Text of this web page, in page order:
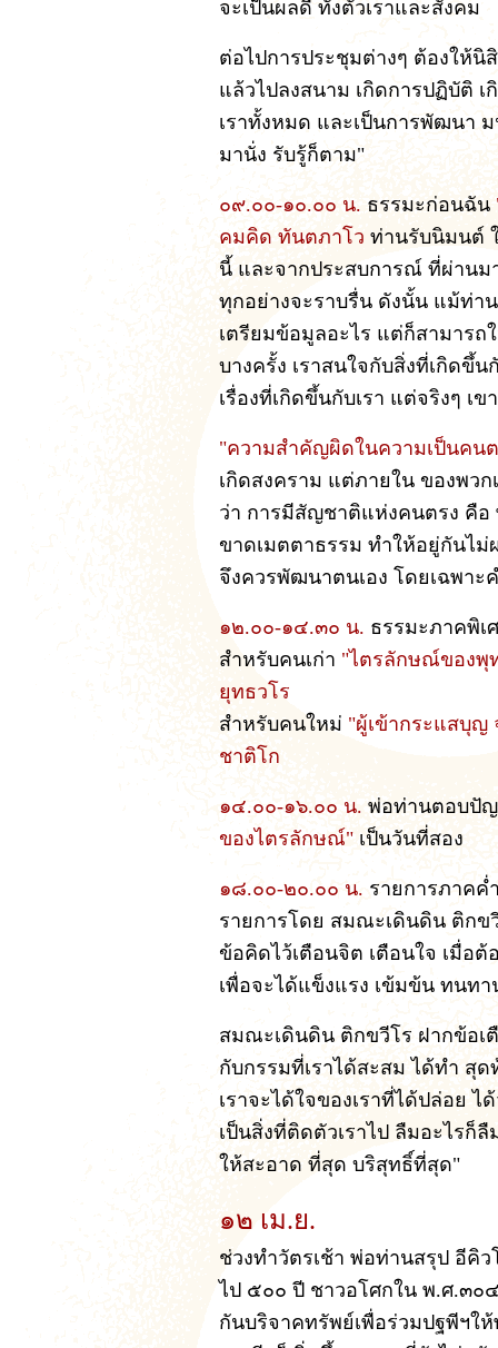
จะเป็นผลดี ทั้งตัวเราและสังคม
ต่อไปการประชุมต่างๆ ต้องให้นิ
แล้วไปลงสนาม เกิดการปฏิบัติ
เราทั้งหมด และเป็นการพัฒน
มานั่ง รับรู้ก็ตาม"
๐๙.๐๐-๑๐.๐๐ น. ธรรมะก่อนฉัน
คมคิด ทันตภาโว ท่านรับนิมนต์
นี้ และจากประสบการณ์ ที่ผ่านม
ทุกอย่างจะราบรื่น ดังนั้น แม้ท่า
เตรียมข้อมูลอะไร แต่ก็สามาร
บางครั้ง เราสนใจกับสิ่งที่เกิดขึ้
เรื่องที่เกิดขึ้นกับเรา แต่จริงๆ เ
"ความสำคัญผิดในความเป็นคน
เกิดสงคราม แต่ภายใน ของพว
ว่า การมีสัญชาติแห่งคนตรง คื
ขาดเมตตาธรรม ทำให้อยู่กันไ
จึงควรพัฒนาตนเอง โดยเฉพา
๑๒.๐๐-๑๔.๓๐ น. ธรรมะภาคพิเ
สำหรับคนเก่า "ไตรลักษณ์ของพุ
ยุทธวโร
สำหรับคนใหม่ "ผู้เข้ากระแสบุญ
ชาติโก
๑๔.๐๐-๑๖.๐๐ น. พ่อท่านตอบปั
ของไตรลักษณ์" เป็นวันที่สอง
๑๘.๐๐-๒๐.๐๐ น. รายการภาค
รายการโดย สมณะเดินดิน ติกข
ข้อคิดไว้เตือนจิต เตือนใจ เมื่อ
เพื่อจะได้แข็งแรง เข้มข้น ทนท
สมณะเดินดิน ติกขวีโร ฝากข้อเ
กับกรรมที่เราได้สะสม ได้ทำ สุด
เราจะได้ใจของเราที่ได้ปล่อย ไ
เป็นสิ่งที่ติดตัวเราไป ลืมอะไรก็
ให้สะอาด ที่สุด บริสุทธิ์ที่สุด"
๑๒ เม.ย.
ช่วงทำวัตรเช้า พ่อท่านสรุป อีคิ
ไป ๕๐๐ ปี ชาวอโศกใน พ.ศ.๓
กันบริจาคทรัพย์เพื่อร่วมปฐพีฯใ